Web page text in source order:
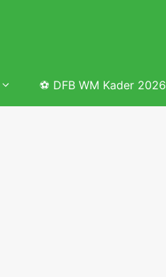
⚽ DFB WM Kader 2026